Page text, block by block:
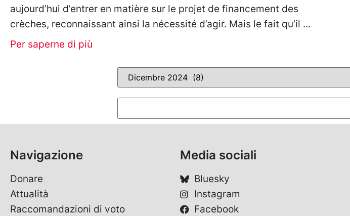
aujourd’hui d’entrer en matière sur le projet de financement des
crèches, reconnaissant ainsi la nécessité d’agir. Mais le fait qu’il
Per saperne di più
Navigazione
Donare
Attualità
Raccomandazioni di voto
Media sociali
Bluesky
Instagram
Facebook